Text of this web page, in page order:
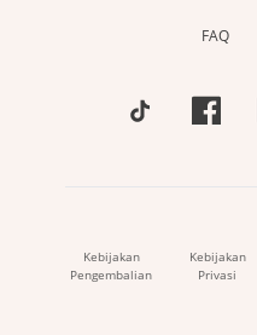
FAQ
Kebijakan
Pengembalian
Kebijakan
Privasi